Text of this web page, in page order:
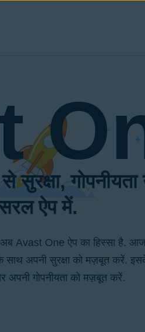
सुरक्षा,
ऐप में.
अब Avast One ऐप का हिस्सा
अपनी सुरक्षा को मज़बूत करें. इसके
गोपनीयता को मज़बूत करें.